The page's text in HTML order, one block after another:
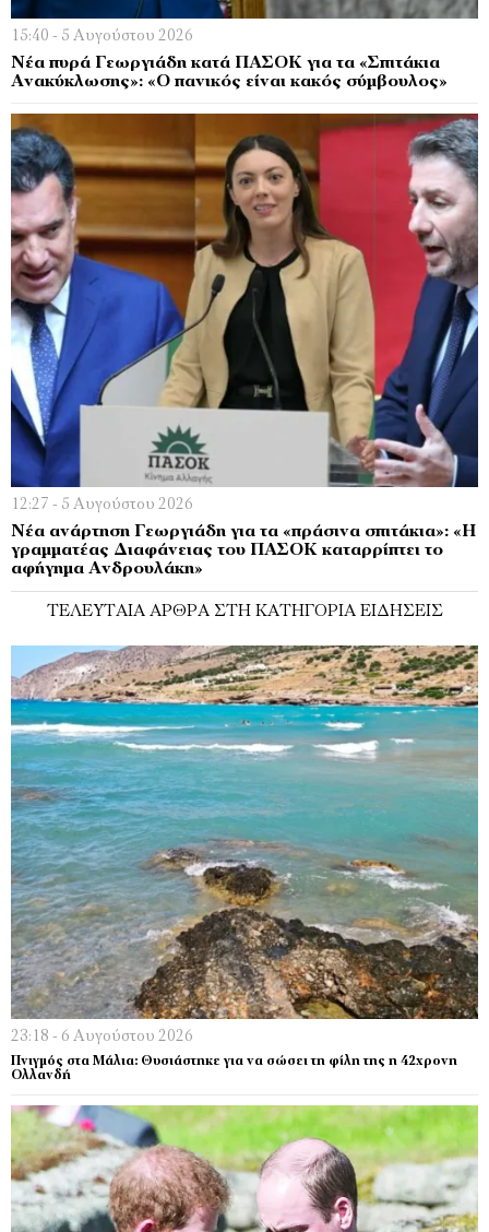
15:40 - 5 Αυγούστου 2026
Νέα πυρά Γεωργιάδη κατά ΠΑΣΟΚ για τα «Σπιτάκια
Ανακύκλωσης»: «Ο πανικός είναι κακός σύμβουλος»
12:27 - 5 Αυγούστου 2026
Νέα ανάρτηση Γεωργιάδη για τα «πράσινα σπιτάκια»: «Η
γραμματέας Διαφάνειας του ΠΑΣΟΚ καταρρίπτει το
αφήγημα Ανδρουλάκη»
ΤΕΛΕΥΤΑΊΑ ΆΡΘΡΑ ΣΤΗ ΚΑΤΗΓΟΡΊΑ ΕΙΔΉΣΕΙΣ
23:18 - 6 Αυγούστου 2026
Πνιγμός στα Μάλια: Θυσιάστηκε για να σώσει τη φίλη της η 42χρονη
Ολλανδή